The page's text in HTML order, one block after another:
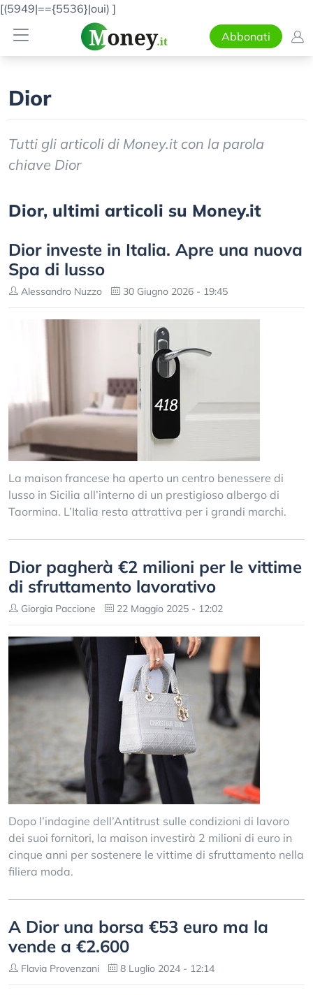
[(5949|=={5536}|oui) ]
Abbonati
Dior
Tutti gli articoli di Money.it con la parola
chiave Dior
Dior, ultimi articoli su Money.it
Dior investe in Italia. Apre una nuova
Spa di lusso
Alessandro Nuzzo 30 Giugno 2026 - 19:45
La maison francese ha aperto un centro benessere di
lusso in Sicilia all’interno di un prestigioso albergo di
Taormina. L’Italia resta attrattiva per i grandi marchi.
Dior pagherà €2 milioni per le vittime
di sfruttamento lavorativo
Giorgia Paccione 22 Maggio 2025 - 12:02
Dopo l’indagine dell’Antitrust sulle condizioni di lavoro
dei suoi fornitori, la maison investirà 2 milioni di euro in
cinque anni per sostenere le vittime di sfruttamento nella
filiera moda.
A Dior una borsa €53 euro ma la
vende a €2.600
Flavia Provenzani 8 Luglio 2024 - 12:14